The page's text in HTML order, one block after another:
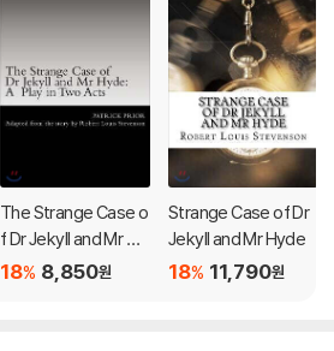
The Strange Case o
f Dr Jekyll and Mr Hy
de
8,850원
18%
Strange Case of Dr
Jekyll and Mr Hyde
11,790원
18%